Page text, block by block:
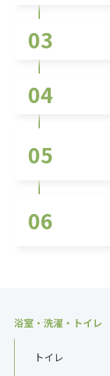
03
04
05
06
浴室・洗濯・トイレ
トイレ